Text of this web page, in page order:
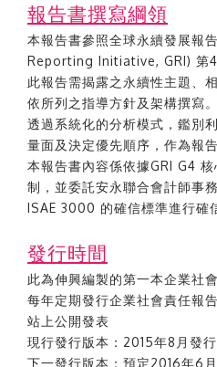
報告書撰寫綱領
本報告書參照全球永續發展報
Reporting Initiative, GRI) 第4
此報告需揭露之永續性主題、
依所列之指導方針及架構撰寫
透過系統化的分析模式，鑑別
量面及決定優先順序，作為報
本報告書內容係依據GRI G4
制，並委託安永聯合會計師事
ISAE 3000 的確信標準進行確
發行時間
此為伸興編製的第一本企業社
每年定期發行企業社會責任報
站上公開發表
現行發行版本：2015年8月發行
下一發行版本：預定2016年6